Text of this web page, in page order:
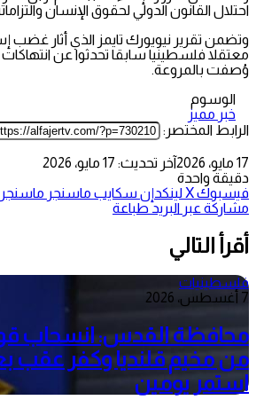
احتلال القانون الدولي لحقوق الإنسان
معتقلا فلسطينيا سابقا تحدثوا عن
وُصفت بالمروعة.
الوسوم
خبر مميز
الرابط المختصر:
17 مايو، 2026
آخر تحديث: 17 مايو، 2026
دقيقة واحدة
فيسبوك‫Xلينكدإن سكايب ماسنجر ماسنجر
مشاركة عبر البريد طباعة
أقرأ التالي
فلسطينيات
7 أغسطس، 2026
محافظة القدس: انسحاب
من مخيم قلنديا وكفر عقب
استمر يومين